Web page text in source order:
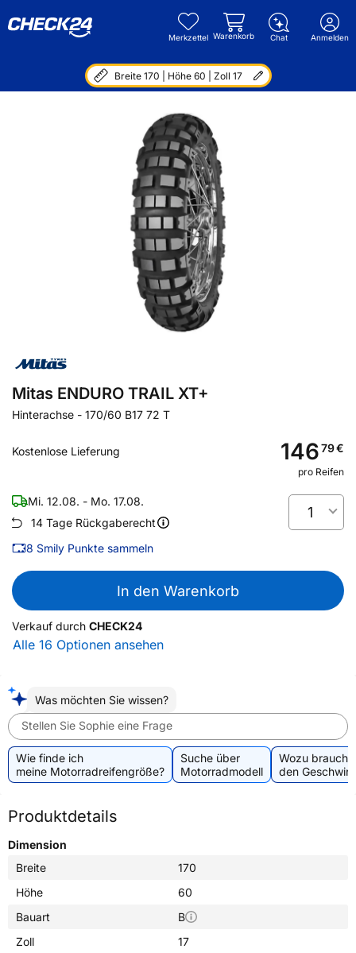
Merkzettel Warenkorb Chat Anmelden
Breite 170 | Höhe 60 | Zoll 17
Mitas ENDURO TRAIL XT+
Hinterachse - 170/60 B17 72 T
Kostenlose Lieferung 14679€
pro Reifen
Mi. 12.08. - Mo. 17.08.
14 Tage Rückgaberecht
8 Smily Punkte sammeln
1
In den Warenkorb
Verkauf durch CHECK24
Alle 16 Optionen ansehen
Was möchten Sie wissen?
Stellen Sie Sophie eine Frage
Wie finde ich
meine Motorradreifengröße?
Suche über
Motorradmodell
Wozu
den
Produktdetails
Dimension
Breite
170
Höhe
60
Bauart
B
Zoll
17